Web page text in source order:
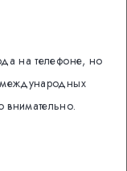
на телефоне, но
внимательно.